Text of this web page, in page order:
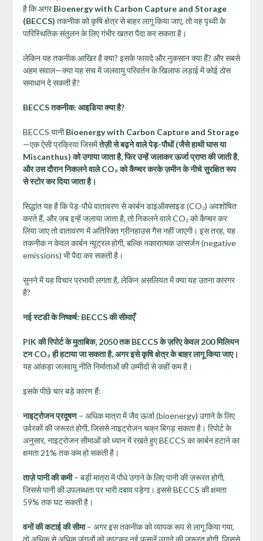
है कि अगरBioenergy with Carbon Capture and Storage
(BECCS) तकनीक को कृषि क्षेत्र से बाहर लागू किया जाए, तो यह पृथ्वी के
पारिस्थितिक संतुलन के लिए गंभीर खतरा पैदा कर सकता है।
लेकिन यह तकनीक आखिर है क्या? इसके फायदे और नुकसान क्या हैं? और सबसे
अहम सवाल—क्या यह सच में जलवायु परिवर्तन के खिलाफ लड़ाई में कोई ठोस
समाधान दे सकती है?
BECCSतकनीक: आइडिया क्या है?
BECCS यानीBioenergy with Carbon Capture and Storage
—एक ऐसी प्रक्रिया जिसमेंतेज़ी से बढ़ने वाले पेड़-पौधों (जैसे हाथी घास या
Miscanthus)को उगाया जाता है,फिर उन्हें जलाकर ऊर्जा प्राप्त की जाती है,
और उस दौरान निकलने वाले CO₂को कैप्चर करके ज़मीन के नीचे सुरक्षित रूप
से स्टोर कर दिया जाता है।
सिद्धांत यह है कि पेड़-पौधे वातावरण से कार्बन डाइऑक्साइड (CO₂) अवशोषित
करते हैं, और जब इन्हें जलाया जाता है, तो निकलने वाले CO₂ को कैप्चर कर
लिया जाए तो वातावरण में अतिरिक्त ग्रीनहाउस गैस नहीं जाएगी। इस तरह, यह
तकनीक न केवल कार्बन न्यूट्रल होगी, बल्कि नकारात्मक उत्सर्जन (negative
emissions) भी पैदा कर सकती है।
सुनने में यह विचार प्रभावी लगता है, लेकिन असलियत में क्या यह उतना कारगर
है?
नई स्टडी के निष्कर्ष: BECCSकी सीमाएँ
PIKकी रिपोर्ट के मुताबिक, 2050तक BECCSके ज़रिए केवल 200मिलियन
टन CO₂ही हटाया जा सकता है,अगर इसे कृषि क्षेत्र के बाहर लागू किया जाए।
यह आंकड़ा जलवायु नीति निर्माताओं की उम्मीदों से कहीं कम है।
इसके पीछे चार बड़े कारण हैं:
नाइट्रोजन प्रदूषण– अधिक मात्रा में जैव ऊर्जा (bioenergy) उगाने के लिए
उर्वरकों की जरूरत होगी, जिससे नाइट्रोजन चक्र बिगड़ सकता है। रिपोर्ट के
अनुसार, नाइट्रोजन सीमाओं को ध्यान में रखते हुए BECCS का कार्बन हटाने का
क्षमता 21% तक कम हो सकती है।
ताज़े पानी की कमी– बड़ी मात्रा में पौधे उगाने के लिए पानी की ज़रूरत होगी,
जिससे पानी की उपलब्धता पर भारी दबाव पड़ेगा। इससे BECCS की क्षमता
59% तक घट सकती है।
वनों की कटाई की सीमा– अगर इस तकनीक को व्यापक रूप से लागू किया गया,